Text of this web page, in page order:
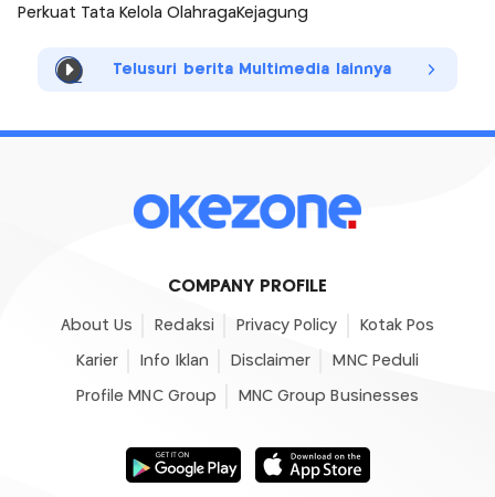
Perkuat Tata Kelola Olahraga Kejagung
Telusuri berita Multimedia lainnya
COMPANY PROFILE
About Us Redaksi Privacy Policy Kotak Pos
Karier Info Iklan Disclaimer MNC Peduli
Profile MNC Group MNC Group Businesses